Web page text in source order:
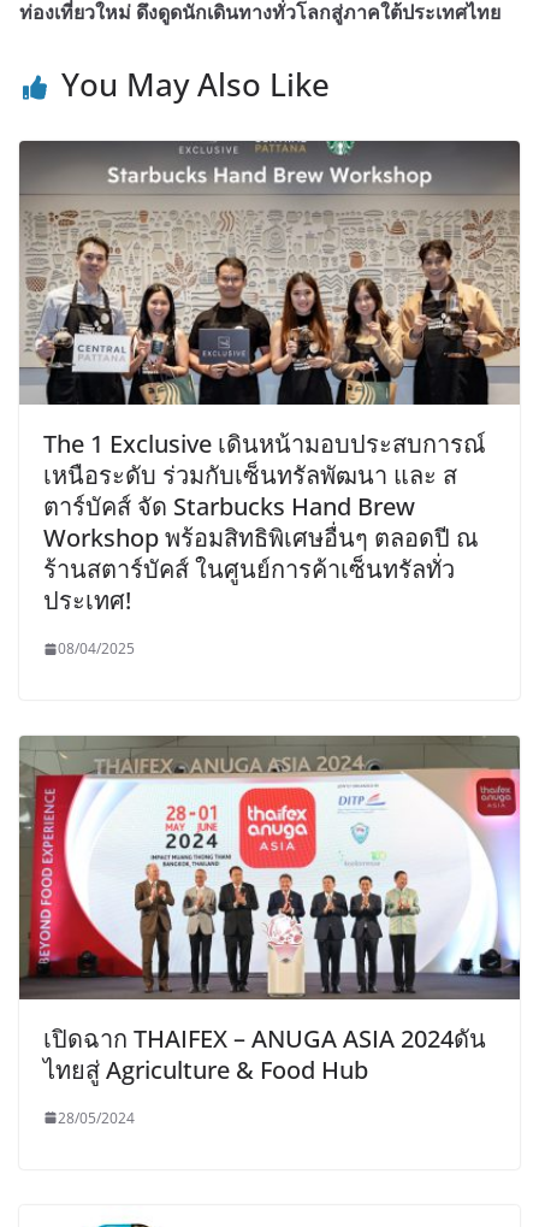
ท่องเที่ยวใหม่ ดึงดูดนักเดินทางทั่วโลกสู่ภาคใต้ประเทศไทย
You May Also Like
The 1 Exclusive เดินหน้ามอบประสบการณ์
เหนือระดับ ร่วมกับเซ็นทรัลพัฒนา และ ส
ตาร์บัคส์ จัด Starbucks Hand Brew
Workshop พร้อมสิทธิพิเศษอื่นๆ ตลอดปี ณ
ร้านสตาร์บัคส์ ในศูนย์การค้าเซ็นทรัลทั่ว
ประเทศ!
08/04/2025
เปิดฉาก THAIFEX – ANUGA ASIA 2024ดัน
ไทยสู่ Agriculture & Food Hub
28/05/2024